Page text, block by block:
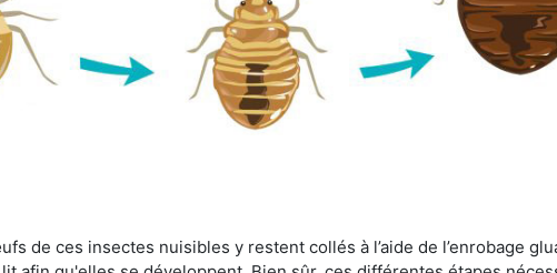
de ces insectes nuisibles y restent collés à l’aide de l’enrobage